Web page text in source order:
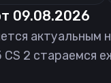
09.08.2026
актуальным
CS 2 стараемся